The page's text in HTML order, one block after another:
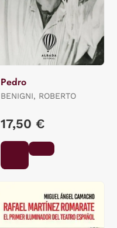
Pedro
BENIGNI, ROBERTO
17,50 €